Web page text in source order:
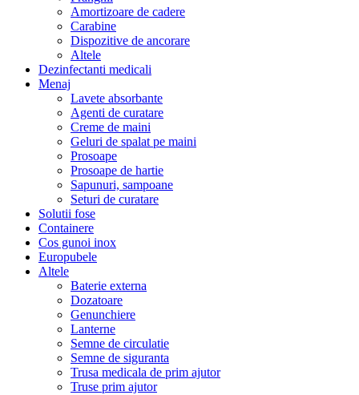
Amortizoare de cadere
Carabine
Dispozitive de ancorare
Altele
Dezinfectanti medicali
Menaj
Lavete absorbante
Agenti de curatare
Creme de maini
Geluri de spalat pe maini
Prosoape
Prosoape de hartie
Sapunuri, sampoane
Seturi de curatare
Solutii fose
Containere
Cos gunoi inox
Europubele
Altele
Baterie externa
Dozatoare
Genunchiere
Lanterne
Semne de circulatie
Semne de siguranta
Trusa medicala de prim ajutor
Truse prim ajutor